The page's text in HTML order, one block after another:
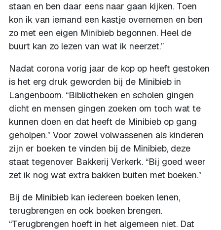
staan en ben daar eens naar gaan kijken. Toen
kon ik van iemand een kastje overnemen en ben
zo met een eigen Minibieb begonnen. Heel de
buurt kan zo lezen van wat ik neerzet.”
Nadat corona vorig jaar de kop op heeft gestoken
is het erg druk geworden bij de Minibieb in
Langenboom. “Bibliotheken en scholen gingen
dicht en mensen gingen zoeken om toch wat te
kunnen doen en dat heeft de Minibieb op gang
geholpen.” Voor zowel volwassenen als kinderen
zijn er boeken te vinden bij de Minibieb, deze
staat tegenover Bakkerij Verkerk. “Bij goed weer
zet ik nog wat extra bakken buiten met boeken.”
Bij de Minibieb kan iedereen boeken lenen,
terugbrengen en ook boeken brengen.
“Terugbrengen hoeft in het algemeen niet. Dat